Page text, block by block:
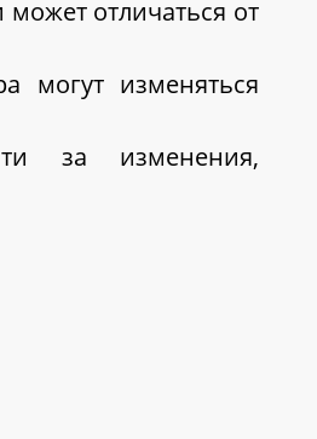
отличаться от
могут изменяться
за изменения,